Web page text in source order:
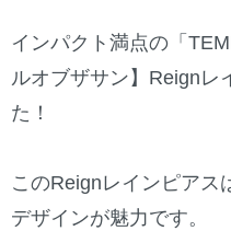
インパクト満点の「
ルオブザサン】Reignレ
た！
このReignレインピアス
デザインが魅力です。